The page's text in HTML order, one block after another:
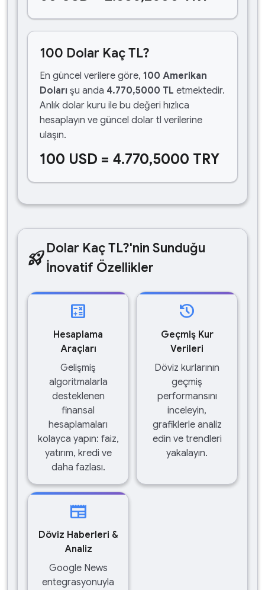
100 Dolar Kaç TL?
En güncel verilere göre, 100 Amerikan
Doları şu anda 4.770,5000 TL etmektedir.
Anlık dolar kuru ile bu değeri hızlıca
hesaplayın ve güncel dolar tl verilerine
ulaşın.
100 USD = 4.770,5000 TRY
rocket_launchDolar Kaç TL?'nin Sunduğu
İnovatif Özellikler
calculate
Hesaplama
Araçları
Gelişmiş
algoritmalarla
desteklenen
finansal
hesaplamaları
kolayca yapın: faiz,
yatırım, kredi ve
daha fazlası.
history
Geçmiş Kur
Verileri
Döviz kurlarının
geçmiş
performansını
inceleyin,
grafiklerle analiz
edin ve trendleri
yakalayın.
newspaper
Döviz Haberleri &
Analiz
Google News
entegrasyonuyla